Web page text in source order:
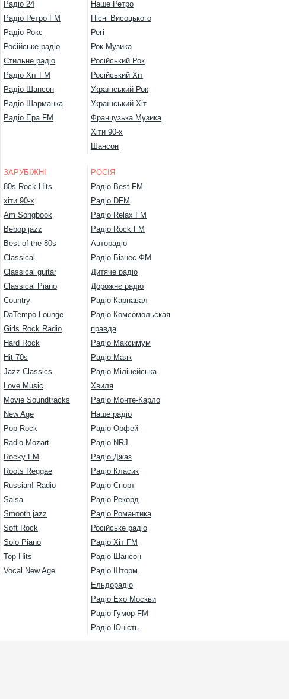
Радіо 24
Радіо Ретро FM
Радіо Рокс
Російське радіо
Стильне радіо
Радіо Хіт FM
Радіо Шансон
Радіо Шарманка
Радіо Ера FM
Наше Ретро
Пісні Висоцького
Регі
Рок Музика
Російський Рок
Російський Хіт
Український Рок
Український Хіт
Французька Музика
Хіти 90-х
Шансон
ЗАРУБІЖНІ
80s Rock Hits
хіти 90-х
Am Songbook
Bebop jazz
Best of the 80s
Classical
Classical guitar
Classical Piano
Country
DaTempo Lounge
Girls Rock Radio
Hard Rock
Hit 70s
Jazz Classics
Love Music
Movie Soundtracks
New Age
Pop Rock
Radio Mozart
Rocky FM
Roots Reggae
Russian! Radio
Salsa
Smooth jazz
Soft Rock
Solo Piano
Top Hits
Vocal New Age
РОСІЯ
Радіо Best FM
Радіо DFM
Радіо Relax FM
Радіо Rock FM
Авторадіо
Радіо Бізнес ФМ
Дитяче радіо
Дорожнє радіо
Радіо Карнавал
Радіо Комсомольская
правда
Радіо Максимум
Радіо Маяк
Радіо Міліцейська
Хвиля
Радіо Монте-Карло
Наше радіо
Радіо Орфей
Радіо NRJ
Радіо Джаз
Радіо Класик
Радіо Спорт
Радіо Рекорд
Радіо Романтика
Російське радіо
Радіо Хіт FM
Радіо Шансон
Радіо Шторм
Ельдорадіо
Радіо Ехо Москви
Радіо Гумор FM
Радіо Юність